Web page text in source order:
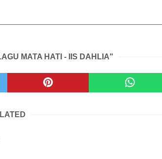
MATA HATI - IIS DAHLIA"